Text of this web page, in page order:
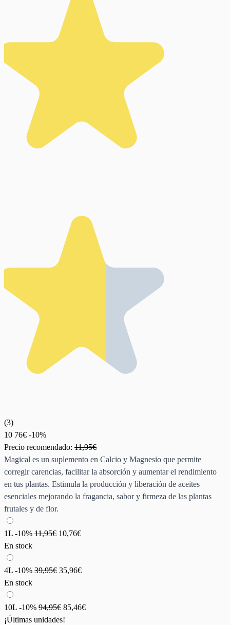
(3)
10 76€ -10%
Precio recomendado: 11,95€
Magical es un suplemento en Calcio y Magnesio que permite
corregir carencias, facilitar la absorción y aumentar el rendimiento
en tus plantas. Estimula la producción y liberación de aceites
esenciales mejorando la fragancia, sabor y firmeza de las plantas
frutales y de flor.
1L -10% 11,95€ 10,76€
En stock
4L -10% 39,95€ 35,96€
En stock
10L -10% 94,95€ 85,46€
¡Últimas unidades!